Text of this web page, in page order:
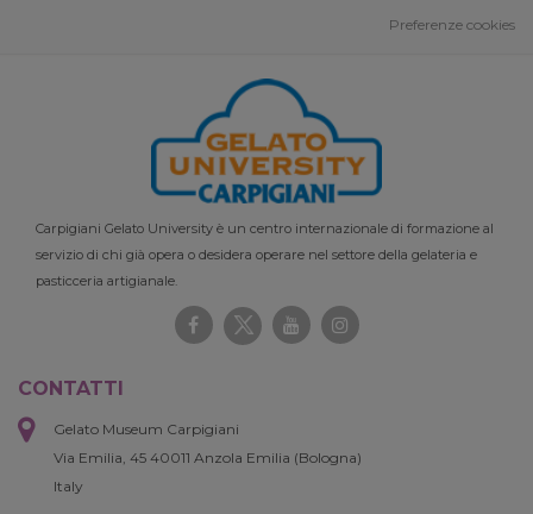
Preferenze cookies
Carpigiani Gelato University è un centro internazionale di formazione al
servizio di chi già opera o desidera operare nel settore della gelateria e
pasticceria artigianale.
CONTATTI
Gelato Museum Carpigiani
Via Emilia, 45 40011 Anzola Emilia (Bologna)
Italy